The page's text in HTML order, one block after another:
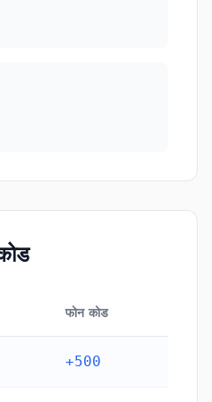
फोन कोड
+500